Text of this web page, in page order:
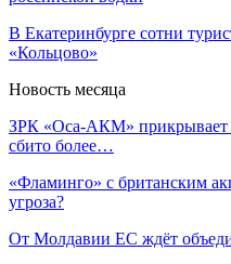
В Екатеринбурге сотни
«Кольцово»
Новость месяца
ЗРК «Оса-АКМ» прикрывает
сбито более…
«Фламинго» с британским
угроза?
От Молдавии ЕС ждёт